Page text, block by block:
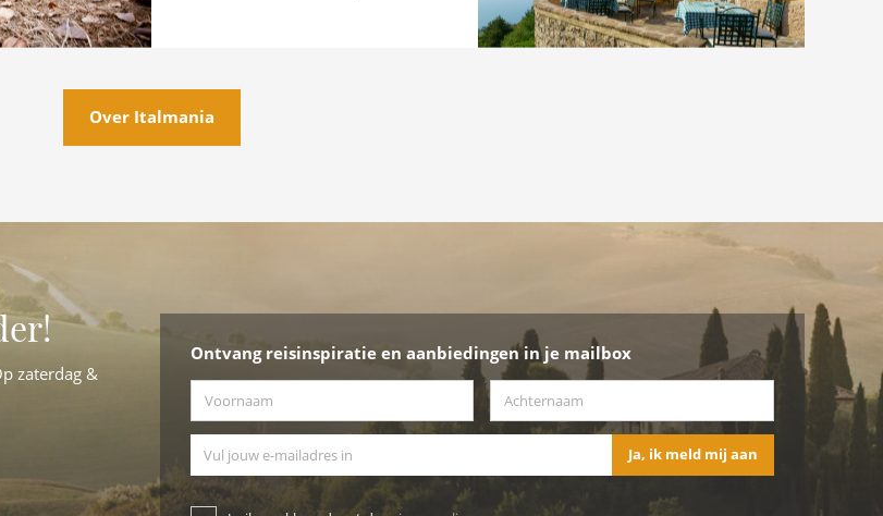
Over Italmania
zaterdag &
Ontvang reisinspiratie en aanbiedingen in je mailbox
Ja, ik meld mij aan